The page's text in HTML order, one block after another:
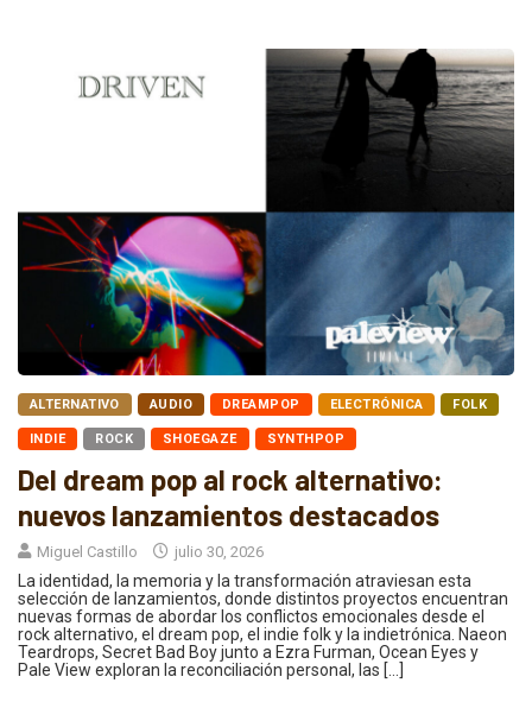
ALTERNATIVO AUDIO DREAMPOP ELECTRÓNICA FOLK
INDIE ROCK SHOEGAZE SYNTHPOP
Del dream pop al rock alternativo:
nuevos lanzamientos destacados
Miguel Castillo julio 30, 2026
La identidad, la memoria y la transformación atraviesan esta
selección de lanzamientos, donde distintos proyectos encuentran
nuevas formas de abordar los conflictos emocionales desde el
rock alternativo, el dream pop, el indie folk y la indietrónica. Naeon
Teardrops, Secret Bad Boy junto a Ezra Furman, Ocean Eyes y
Pale View exploran la reconciliación personal, las […]